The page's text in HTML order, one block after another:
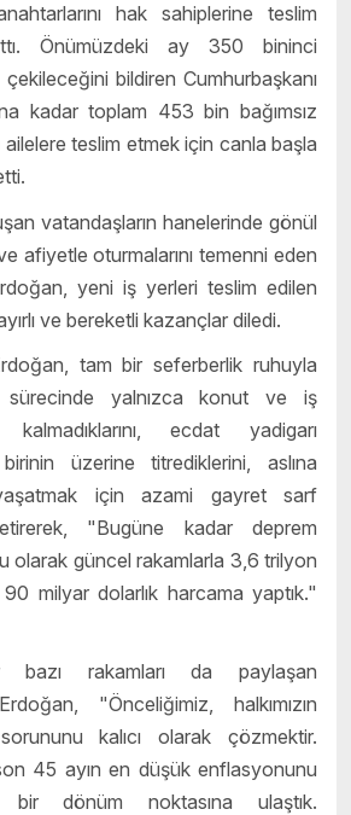
hak sahiplerine teslim
Önümüzdeki ay 350 bininci
çekileceğini bildiren Cumhurbaşkanı
kadar toplam 453 bin bağımsız
teslim etmek için canla başla
vatandaşların hanelerinde gönül
afiyetle oturmalarını temenni eden
yeni iş yerleri teslim edilen
ve bereketli kazançlar diledi.
tam bir seferberlik ruhuyla
sürecinde yalnızca konut ve iş
kalmadıklarını, ecdat yadigarı
üzerine titrediklerini, aslına
için azami gayret sarf
"Bugüne kadar deprem
olarak güncel rakamlarla 3,6 trilyon
milyar dolarlık harcama yaptık."
bazı rakamları da paylaşan
"Önceliğimiz, halkımızın
kalıcı olarak çözmektir.
45 ayın en düşük enflasyonunu
dönüm noktasına ulaştık.